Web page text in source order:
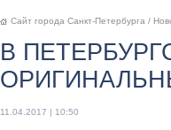
Сайт города Санкт-Петербурга /
В
11.04.2017 | 10:50